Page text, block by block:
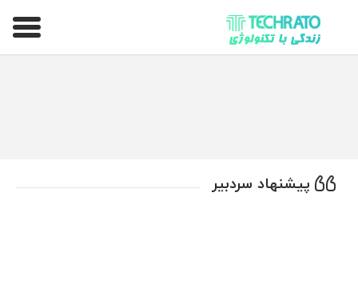
تکراتو – زندگی با تکنولوژی
پیشنهاد سردبیر